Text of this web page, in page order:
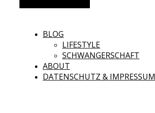
BLOG
LIFESTYLE
SCHWANGERSCHAFT
ABOUT
DATENSCHUTZ & IMPRESSUM